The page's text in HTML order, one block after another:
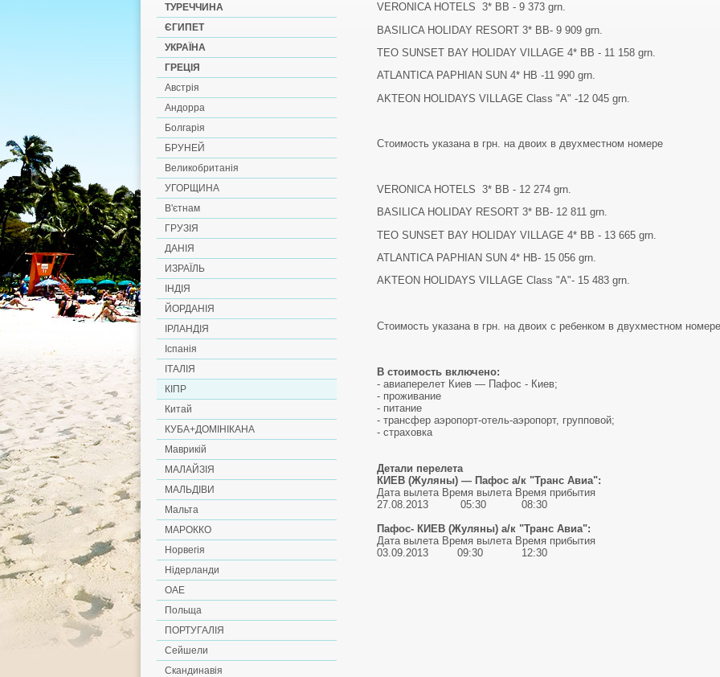
ТУРЕЧЧИНА
ЄГИПЕТ
УКРАЇНА
ГРЕЦІЯ
Австрія
Андорра
Болгарія
БРУНЕЙ
Великобританія
УГОРЩИНА
В'єтнам
ГРУЗІЯ
ДАНІЯ
ИЗРАЇЛЬ
ІНДІЯ
ЙОРДАНІЯ
ІРЛАНДІЯ
Іспанія
ІТАЛІЯ
КІПР
Китай
КУБА+ДОМІНІКАНА
Маврикій
МАЛАЙЗІЯ
МАЛЬДІВИ
Мальта
МАРОККО
Норвегія
Нідерланди
ОАЕ
Польща
ПОРТУГАЛІЯ
Сейшели
Скандинавія
VERONICA HOTELS 3* BB - 9 373 grn.
BASILICA HOLIDAY RESORT 3* BB- 9 909 grn.
TEO SUNSET BAY HOLIDAY VILLAGE 4* BB - 11 158 grn.
ATLANTICA PAPHIAN SUN 4* HB -11 990 grn.
AKTEON HOLIDAYS VILLAGE Class "A" -12 045 grn.
Стоимость указана в грн. на двоих в двухместном номере
VERONICA HOTELS 3* BB - 12 274 grn.
BASILICA HOLIDAY RESORT 3* BB- 12 811 grn.
TEO SUNSET BAY HOLIDAY VILLAGE 4* BB - 13 665 grn.
ATLANTICA PAPHIAN SUN 4* HB- 15 056 grn.
AKTEON HOLIDAYS VILLAGE Class "A"- 15 483 grn.
Стоимость указана в грн. на двоих с ребенком в двухместном номере
В стоимость включено:
- авиаперелет Киев — Пафос - Киев;
- проживание
- питание
- трансфер аэропорт-отель-аэропорт, групповой;
- страховка
Детали перелета
КИЕВ (Жуляны) — Пафос а/к "Транс Авиа":
Дата вылета Время вылета Время прибытия
27.08.2013 05:30 08:30
Пафос- КИЕВ (Жуляны) а/к "Транс Авиа":
Дата вылета Время вылета Время прибытия
03.09.2013 09:30 12:30